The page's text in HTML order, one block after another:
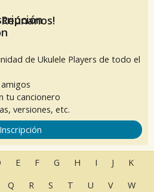
de Ukulele Players de todo el
tu cancionero
versiones, etc.
Inscripción
E F G H I J
K
Q R S T U V W